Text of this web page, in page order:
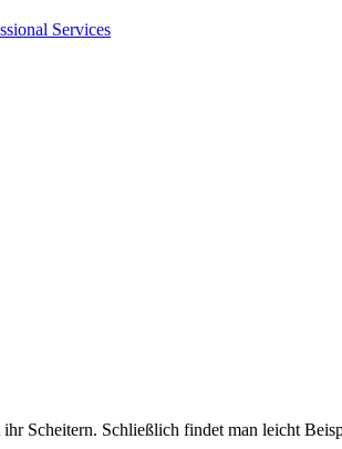
Services
Scheitern. Schließlich findet man leicht